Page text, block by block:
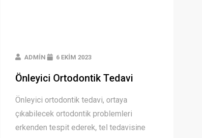
ADMIN 6 EKIM 2023
Önleyici Ortodontik Tedavi
Önleyici ortodontik tedavi, ortaya
çıkabilecek ortodontik problemleri
erkenden tespit ederek, tel tedavisine